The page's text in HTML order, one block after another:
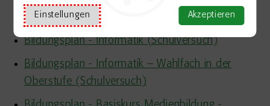
Einstellungen Akzeptieren
(IMP) – Profilfach
Bildungsplan - Informatik (Schulversuch)
Bildungsplan - Informatik – Wahlfach in der
Oberstufe (Schulversuch)